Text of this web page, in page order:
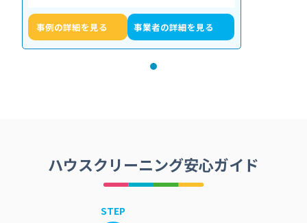
事例の詳細を見る 事業者の詳細を見る
ハウスクリーニング安心ガイド
STEP